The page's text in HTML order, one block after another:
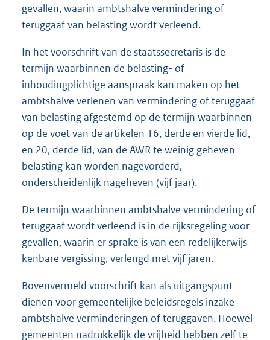
gevallen, waarin ambtshalve vermindering of
teruggaaf van belasting wordt verleend.
In het voorschrift van de staatssecretaris is de
termijn waarbinnen de belasting- of
inhoudingplichtige aanspraak kan maken op het
ambtshalve verlenen van vermindering of teruggaaf
van belasting afgestemd op de termijn waarbinnen
op de voet van de artikelen 16, derde en vierde lid,
en 20, derde lid, van de AWR te weinig geheven
belasting kan worden nagevorderd,
onderscheidenlijk nageheven (vijf jaar).
De termijn waarbinnen ambtshalve vermindering of
teruggaaf wordt verleend is in de rijksregeling voor
gevallen, waarin er sprake is van een redelijkerwijs
kenbare vergissing, verlengd met vijf jaren.
Bovenvermeld voorschrift kan als uitgangspunt
dienen voor gemeentelijke beleidsregels inzake
ambtshalve verminderingen of teruggaven. Hoewel
gemeenten nadrukkelijk de vrijheid hebben zelf te